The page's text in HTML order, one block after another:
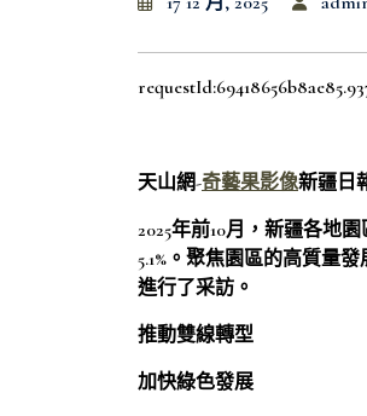
天山網-奇藝果影像新疆日
2025年前10月，新疆各地
5.1%。聚焦園區的高質量
進行了采訪。
推動雙線轉型
加快綠色發展